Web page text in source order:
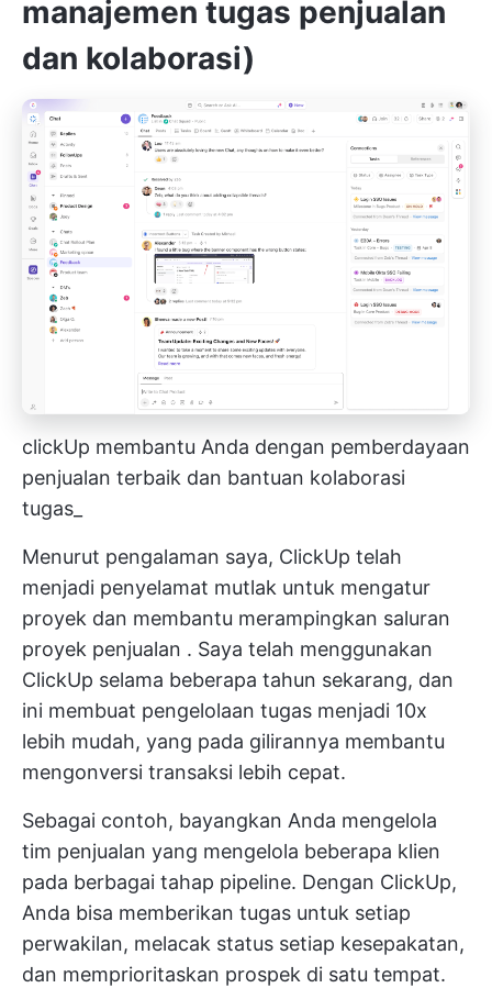
manajemen tugas penjualan
dan kolaborasi)
clickUp membantu Anda dengan pemberdayaan
penjualan terbaik dan bantuan kolaborasi
tugas_
Menurut pengalaman saya, ClickUp telah
menjadi penyelamat mutlak untuk mengatur
proyek dan membantu merampingkan saluran
proyek penjualan . Saya telah menggunakan
ClickUp selama beberapa tahun sekarang, dan
ini membuat pengelolaan tugas menjadi 10x
lebih mudah, yang pada gilirannya membantu
mengonversi transaksi lebih cepat.
Sebagai contoh, bayangkan Anda mengelola
tim penjualan yang mengelola beberapa klien
pada berbagai tahap pipeline. Dengan ClickUp,
Anda bisa memberikan tugas untuk setiap
perwakilan, melacak status setiap kesepakatan,
dan memprioritaskan prospek di satu tempat.